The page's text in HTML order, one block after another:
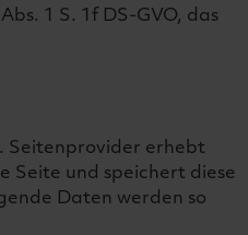
1 S. 1f DS-GVO, das
Seitenprovider erhebt
Seite und speichert diese
Daten werden so